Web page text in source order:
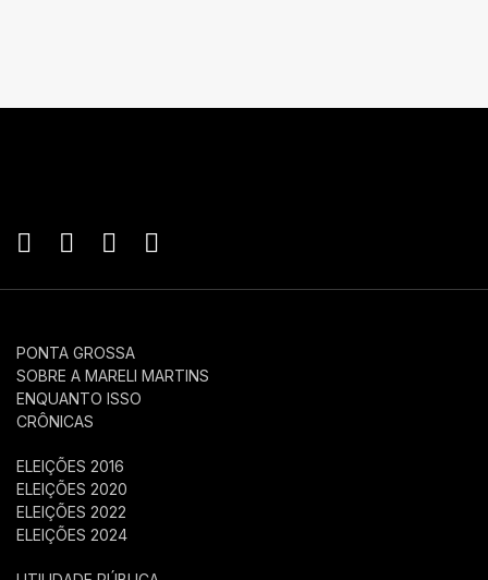
PONTA GROSSA
SOBRE A MARELI MARTINS
ENQUANTO ISSO
CRÔNICAS
ELEIÇÕES 2016
ELEIÇÕES 2020
ELEIÇÕES 2022
ELEIÇÕES 2024